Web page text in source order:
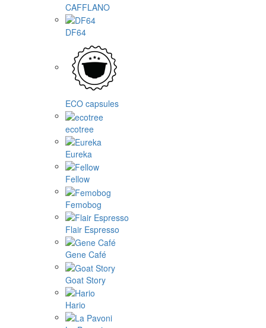
CAFFLANO
DF64
ECO capsules
ecotree
Eureka
Fellow
Femobog
Flair Espresso
Gene Café
Goat Story
Hario